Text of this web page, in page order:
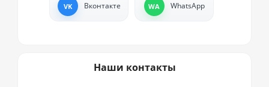
Вконтакте WhatsApp
Наши контакты